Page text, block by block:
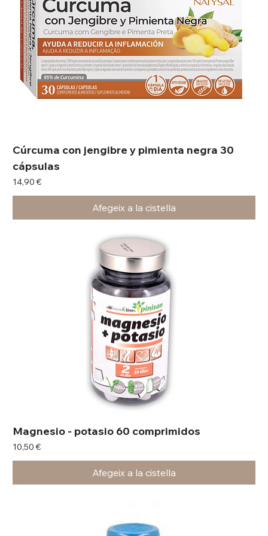
Cúrcuma con jengibre y pimienta negra 30
cápsulas
Preu
14,90 €
Afegeix a la cistella
Magnesio - potasio 60 comprimidos
Preu
10,50 €
Afegeix a la cistella